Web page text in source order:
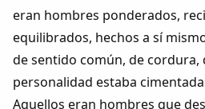
eran hombres ponderados,
equilibrados, hechos a sí
de sentido común, de cordura,
personalidad estaba
Aquellos eran hombres que